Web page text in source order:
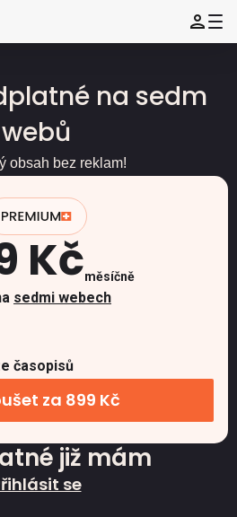
na sedm
webů
obsah bez reklam!
Kčměsíčně
sedmi webech
časopisů
za 899 Kč
již mám
se